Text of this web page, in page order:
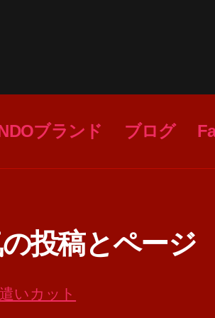
ブランド ブログ
投稿とページ
いカット